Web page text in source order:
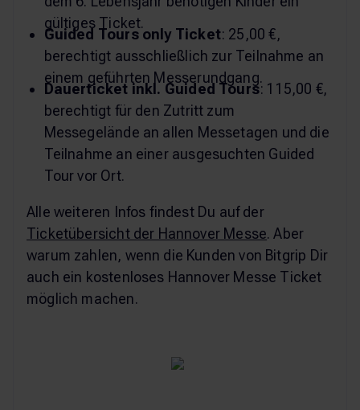
gültiges Ticket.
Guided Tours only Ticket: 25,00 €,
berechtigt ausschließlich zur Teilnahme an
einem geführten Messerundgang.
Dauerticket inkl. Guided Tours: 115,00 €,
berechtigt für den Zutritt zum
Messegelände an allen Messetagen und die
Teilnahme an einer ausgesuchten Guided
Tour vor Ort.
Alle weiteren Infos findest Du auf der
Ticketübersicht der Hannover Messe. Aber
warum zahlen, wenn die Kunden von Bitgrip Dir
auch ein kostenloses Hannover Messe Ticket
möglich machen.